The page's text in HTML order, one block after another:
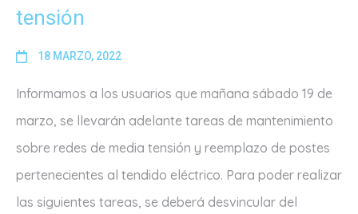
tensión
18 MARZO, 2022
Informamos a los usuarios que mañana sábado 19 de
marzo, se llevarán adelante tareas de mantenimiento
sobre redes de media tensión y reemplazo de postes
pertenecientes al tendido eléctrico. Para poder realizar
las siguientes tareas, se deberá desvincular del